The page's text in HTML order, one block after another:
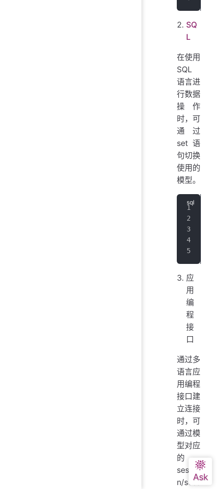
SQ
L
在使用
SQL
语言进
行数据
操作
时，可
通过
set 语
句切换
使用的
模型。
应
用
编
程
接
口
通过多
语言应
用编程
接口建
立连接
时，可
通过模
型对应
的
sessio
n/sess